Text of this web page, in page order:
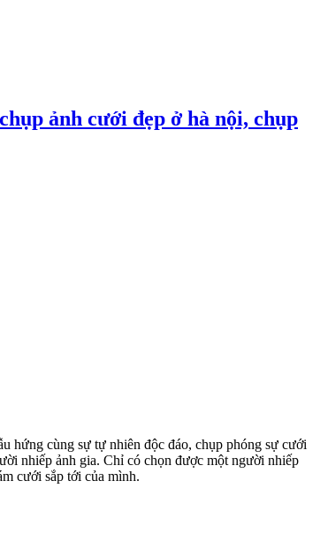
ảnh cưới đẹp ở hà nội, chụp
hứng cùng sự tự nhiên độc đáo, chụp phóng sự cưới
nhiếp ảnh gia. Chỉ có chọn được một người nhiếp
cưới sắp tới của mình.